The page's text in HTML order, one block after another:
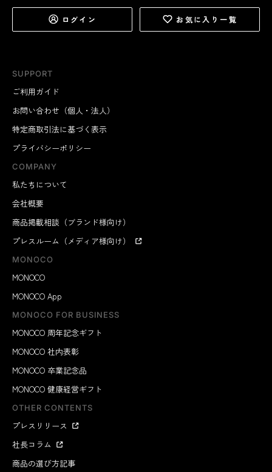
SUPPORT
ご利用ガイド
お問い合わせ（個人・法人）
特定商取引法に基づく表示
プライバシーポリシー
COMPANY
私たちについて
会社概要
商品掲載相談（ブランド様向け）
プレスルーム（メディア様向け）
MONOCO
MONOCO
MONOCO App
MONOCO FOR BUSINESS
MONOCO 周年記念ギフト
MONOCO 社内表彰
MONOCO 卒業記念品
MONOCO 健康経営ギフト
OTHER CONTENTS
プレスリリース
社長コラム
商品の選び方記事
ログイン お気に入り一覧